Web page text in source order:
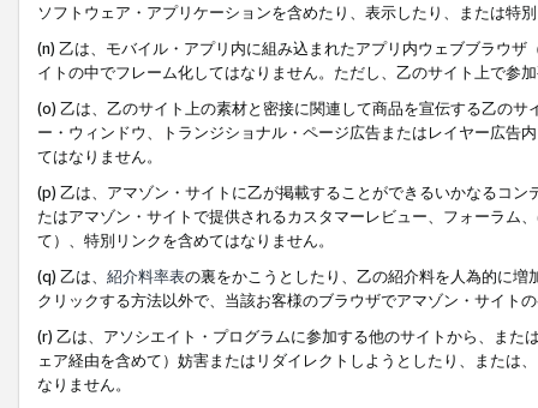
ソフトウェア・アプリケーションを含めたり、表示したり、または特
(n) 乙は、モバイル・アプリ内に組み込まれたアプリ内ウェブブラウ
イトの中でフレーム化してはなりません。ただし、乙のサイト上で参
(o) 乙は、乙のサイト上の素材と密接に関連して商品を宣伝する乙の
ー・ウィンドウ、トランジショナル・ページ広告またはレイヤー広告
てはなりません。
(p) 乙は、アマゾン・サイトに乙が掲載することができるいかなるコ
たはアマゾン・サイトで提供されるカスタマーレビュー、フォーラム
て）、特別リンクを含めてはなりません。
(q) 乙は、 紹介料率表の裏をかこうとしたり、乙の紹介料を人為的に
クリックする方法以外で、当該お客様のブラウザでアマゾン・サイト
(r) 乙は、アソシエイト・プログラムに参加する他のサイトから、ま
ェア経由を含めて）妨害またはリダイレクトしようとしたり、または
なりません。